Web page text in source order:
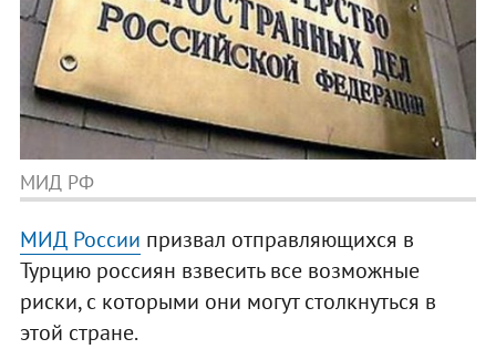
МИД РФ
МИД России призвал отправляющихся в
Турцию россиян взвесить все возможные
риски, с которыми они могут столкнуться в
этой стране.